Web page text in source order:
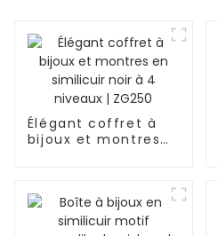
Élégant coffret à
bijoux et montres